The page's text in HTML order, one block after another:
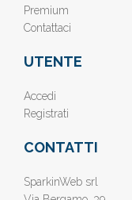
Premium
Contattaci
UTENTE
Accedi
Registrati
CONTATTI
SparkinWeb srl